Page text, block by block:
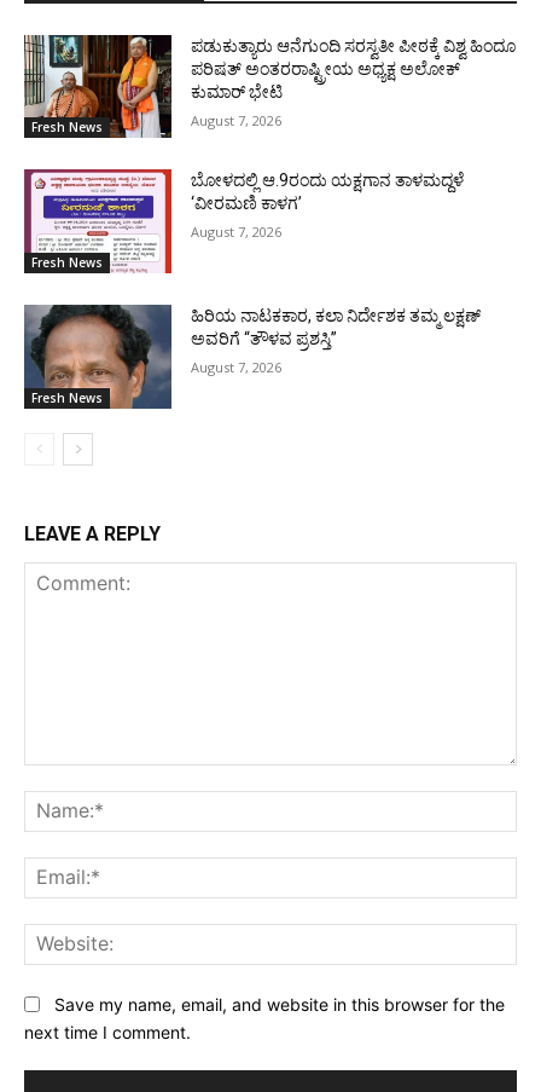
Fresh News
ಪಡುಕುತ್ಯಾರು ಆನೆಗುಂದಿ ಸರಸ್ವತೀ ಪೀಠಕ್ಕೆ ವಿಶ್ವ ಹಿಂದೂ
ಪರಿಷತ್ ಅಂತರರಾಷ್ಟ್ರೀಯ ಅಧ್ಯಕ್ಷ ಅಲೋಕ್
ಕುಮಾರ್ ಭೇಟಿ
August 7, 2026
Fresh News
ಬೋಳದಲ್ಲಿ ಆ.9ರಂದು ಯಕ್ಷಗಾನ ತಾಳಮದ್ದಳೆ
‘ವೀರಮಣಿ ಕಾಳಗ’
August 7, 2026
Fresh News
ಹಿರಿಯ ನಾಟಕಕಾರ, ಕಲಾ ನಿರ್ದೇಶಕ ತಮ್ಮ ಲಕ್ಷಣ್
ಅವರಿಗೆ “ತೌಳವ ಪ್ರಶಸ್ತಿ”
August 7, 2026
LEAVE A REPLY
Save my name, email, and website in this browser for the
next time I comment.